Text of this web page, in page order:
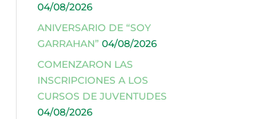
04/08/2026
ANIVERSARIO DE “SOY
GARRAHAN” 04/08/2026
COMENZARON LAS
INSCRIPCIONES A LOS
CURSOS DE JUVENTUDES
04/08/2026